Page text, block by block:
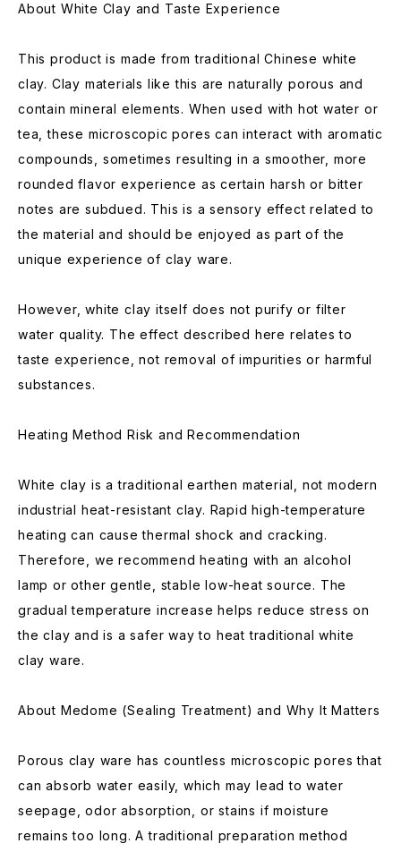
About White Clay and Taste Experience
This product is made from traditional Chinese white
clay. Clay materials like this are naturally porous and
contain mineral elements. When used with hot water or
tea, these microscopic pores can interact with aromatic
compounds, sometimes resulting in a smoother, more
rounded flavor experience as certain harsh or bitter
notes are subdued. This is a sensory effect related to
the material and should be enjoyed as part of the
unique experience of clay ware.
However, white clay itself does not purify or filter
water quality. The effect described here relates to
taste experience, not removal of impurities or harmful
substances.
Heating Method Risk and Recommendation
White clay is a traditional earthen material, not modern
industrial heat-resistant clay. Rapid high-temperature
heating can cause thermal shock and cracking.
Therefore, we recommend heating with an alcohol
lamp or other gentle, stable low-heat source. The
gradual temperature increase helps reduce stress on
the clay and is a safer way to heat traditional white
clay ware.
About Medome (Sealing Treatment) and Why It Matters
Porous clay ware has countless microscopic pores that
can absorb water easily, which may lead to water
seepage, odor absorption, or stains if moisture
remains too long. A traditional preparation method